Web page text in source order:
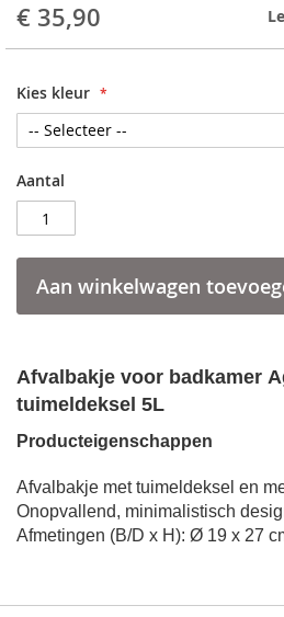
€ 35,90
Kies kleur
Aantal
Aan winkelwagen
Afvalbakje voor badkamer
tuimeldeksel 5L
Producteigenschappen
Afvalbakje met tuimeldeksel en
Onopvallend, minimalistisch
Afmetingen (B/D x H): Ø 19 x 27
of
gallery